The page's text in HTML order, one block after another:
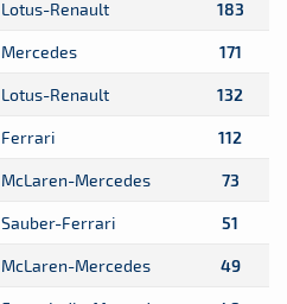
Lotus-Renault 183
Mercedes 171
Lotus-Renault 132
Ferrari 112
McLaren-Mercedes 73
Sauber-Ferrari 51
McLaren-Mercedes 49